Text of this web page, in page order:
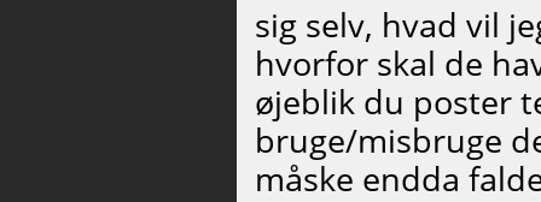
sig selv, hvad vil
hvorfor skal de
øjeblik du poster
bruge/misbruge
måske endda